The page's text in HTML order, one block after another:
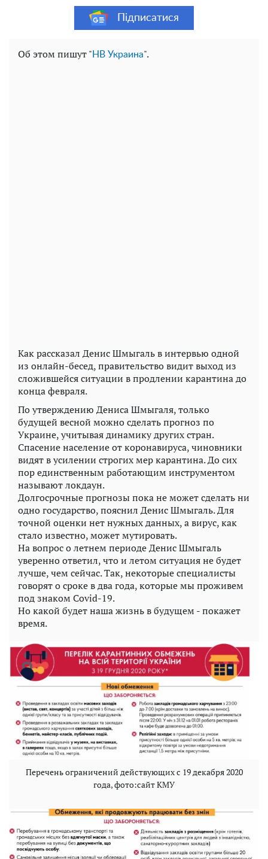
Підписатися
Об этом пишут " НВ Украина".
Как рассказал Денис Шмыгаль в интервью одной
из онлайн-бесед, правительство видит выход из
сложившейся ситуации в продлении карантина до
конца февраля.
По утверждению Дениса Шмыгаля, только
будущей весной можно сделать прогноз по
Украине, учитывая динамику других стран.
Спасение население от коронавируса, чиновники
видят в усилении строгих мер карантина. До сих
пор единственным работающим инструментом
называют локдаун.
Долгосрочные прогнозы пока не может сделать ни
одно государство, пояснил Денис Шмыгаль. Для
точной оценки нет нужных данных, а вирус, как
стало известно, может мутировать.
На вопрос о летнем периоде Денис Шмыгаль
уверенно ответил, что и летом ситуация не будет
лучше, чем сейчас. Так, некоторые специалисты
говорят о сроке в два года, которые мы проживем
под знаком Сovid-19.
Но какой будет наша жизнь в будущем - покажет
время.
Перечень ограничений действующих с 19 декабря 2020
года, фото:сайт КМУ